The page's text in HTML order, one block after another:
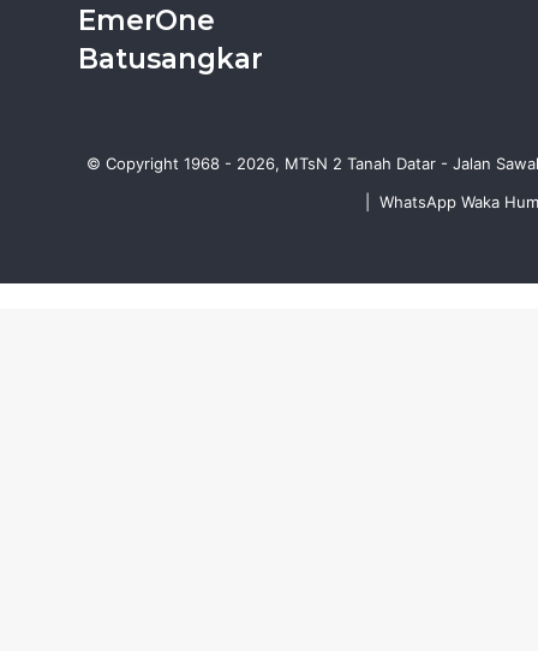
EmerOne
Batusangkar
© Copyright 1968 - 2026, MTsN 2 Tanah Datar - Jalan
WhatsApp Waka